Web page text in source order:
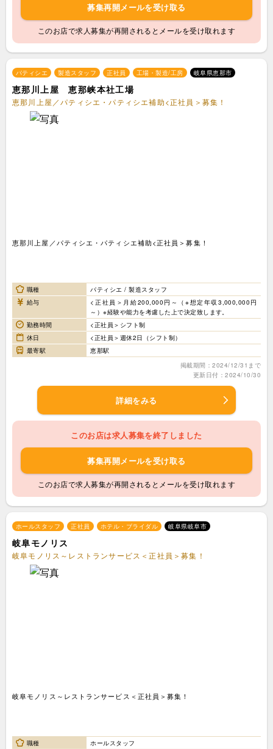
募集再開メールを受け取る
このお店で求人募集が再開されるとメールを受け取れます
パティシエ 製造スタッフ 正社員 工場・製造/工房 岐阜県恵那市
恵那川上屋 恵那峡本社工場
恵那川上屋／パティシエ・パティシエ補助<正社員＞募集！
恵那川上屋／パティシエ・パティシエ補助<正社員＞募集！
職種
パティシエ / 製造スタッフ
給与
<正社員＞月給200,000円～（※想定年収3,000,000円
～）※経験や能力を考慮した上で決定致します。
勤務時間
<正社員＞シフト制
休日
<正社員＞週休2日（シフト制）
最寄駅
恵那駅
掲載期間：2024/12/31まで
更新日付：2024/10/30
詳細をみる
このお店は求人募集を終了しました
募集再開メールを受け取る
このお店で求人募集が再開されるとメールを受け取れます
ホールスタッフ 正社員 ホテル・ブライダル 岐阜県岐阜市
岐阜モノリス
岐阜モノリス～レストランサービス＜正社員＞募集！
岐阜モノリス～レストランサービス＜正社員＞募集！
職種
ホールスタッフ